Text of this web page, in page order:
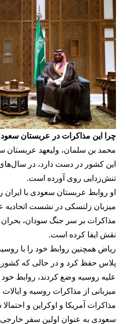
چرا این مذاکرات در عربستان
محمد بن سلمان، ولیعهد عربستان
این کشور در دست دارد، در
تنش‌زدایی روی آورده است.
او روابط عربستان سعودی با ایران
میزبان زلنسکی در نشست اتحادیه
مذاکرات بر سر جنگ سودان، بحران
نقش ایفا کرده است.
ریاض همچنین روابط خود را با
پلاس حفظ کرد و در حالی که
علیه روسیه وضع کردند، روابط خود
میزبانی از مذاکرات روسیه و ایالات
مذاکرات آمریکا و اوکراین و
سعودی به عنوان اولین سفر خارجی